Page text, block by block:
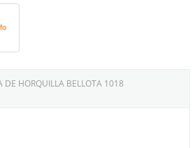
DE HORQUILLA BELLOTA 1018